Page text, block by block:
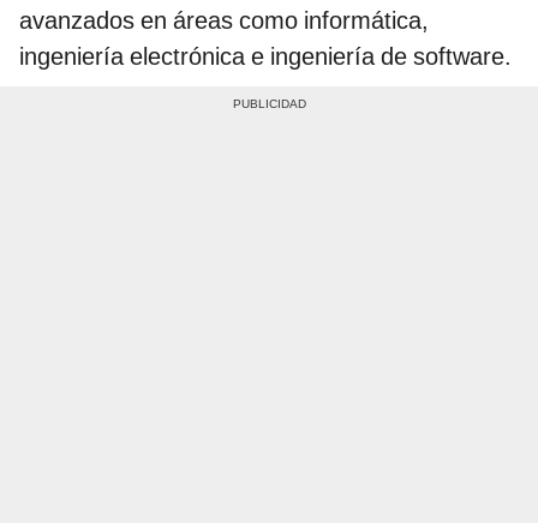
avanzados en áreas como informática,
ingeniería electrónica e ingeniería de software.